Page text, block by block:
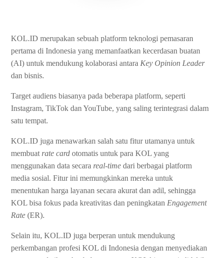
KOL.ID merupakan sebuah platform teknologi pemasaran
pertama di Indonesia yang memanfaatkan kecerdasan buatan
(AI) untuk mendukung kolaborasi antara Key Opinion Leader
dan bisnis.
Target audiens biasanya pada beberapa platform, seperti
Instagram, TikTok dan YouTube, yang saling terintegrasi dalam
satu tempat.
KOL.ID juga menawarkan salah satu fitur utamanya untuk
membuatrate card otomatis untuk para KOL yang
menggunakan data secara real-time dari berbagai platform
media sosial. Fitur ini memungkinkan mereka untuk
menentukan harga layanan secara akurat dan adil, sehingga
KOL bisa fokus pada kreativitas dan peningkatan Engagement
Rate (ER).
Selain itu, KOL.ID juga berperan untuk mendukung
perkembangan profesi KOL di Indonesia dengan menyediakan